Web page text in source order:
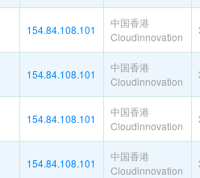
154.84.108.101
中国香港
Cloudinnovation
154.84.108.101
中国香港
Cloudinnovation
154.84.108.101
中国香港
Cloudinnovation
154.84.108.101
中国香港
Cloudinnovation